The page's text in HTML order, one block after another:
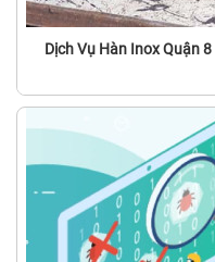
Dịch Vụ Hàn Inox Quận